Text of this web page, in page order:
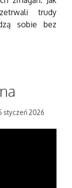
trudy
sobie bez
styczeń 2026